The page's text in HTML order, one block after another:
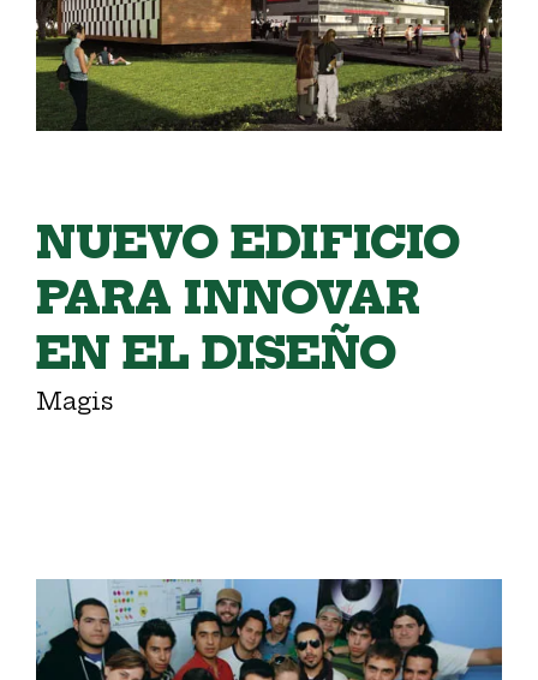
NUEVO EDIFICIO
PARA INNOVAR
EN EL DISEÑO
Magis